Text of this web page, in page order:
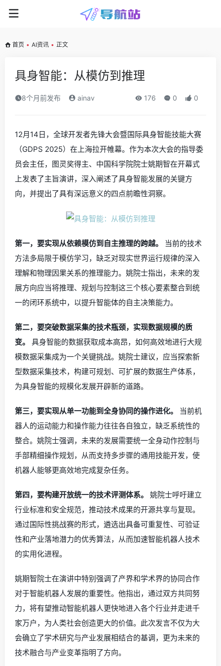
首页 • AI资讯 • 正文
具身智能：从模仿到推理
8个月前发布 ainav 176 0 0
12月14日，全球开发者先锋大会暨国际具身智能技能大赛
（GDPS 2025）在上海拉开帷幕。作为本次大会的指导委
员会主任，图灵奖得主、中国科学院院士姚期智在开幕式
上发表了主旨演讲，深入阐述了具身智能发展的关键方
向，并提出了具有深远意义的四点前瞻性洞察。
第一，要实现从依赖模仿到自主推理的跨越。
当前的技术
方法多局限于模仿学习，缺乏对现实世界运行规律的深入
理解和物理因果关系的推理能力。姚院士指出，未来的发
展方向应当将推理、规划与控制这三个核心要素整合到统
一的闭环系统中，以提升智能体的自主决策能力。
第二，要突破数据采集的技术瓶颈，实现数据规模的质
变。
具身智能的数据获取成本高昂，如何高效地进行大规
模数据采集成为一个关键挑战。姚院士建议，应当探索新
型数据采集技术，构建可规划、可扩展的数据生产体系，
为具身智能的规模化发展开辟新的道路。
第三，要实现从单一功能到全身协同的操作进化。
当前机
器人的运动能力和操作能力往往各自独立，缺乏系统性的
整合。姚院士强调，未来的发展需要统一全身动作控制与
手部精细操作规划，从而支持多步骤的通用技能开发，使
机器人能够更高效地完成复杂任务。
第四，要构建开放统一的技术评测体系。
姚院士呼吁建立
行业标准和安全规范，推动技术成果的开源共享与复现。
通过国际性挑战赛的形式，遴选出具备可重复性、可验证
性和产业落地潜力的优秀算法，从而加速智能机器人技术
的实用化进程。
姚期智院士在演讲中特别强调了产界和学术界的协同合作
对于智能机器人发展的重要性。他指出，通过双方共同努
力，将有望推动智能机器人更快地进入各个行业并走进千
家万户，为人类社会创造更大的价值。此次发言不仅为大
会确立了学术研究与产业发展相结合的基调，更为未来的
技术融合与产业变革指明了方向。